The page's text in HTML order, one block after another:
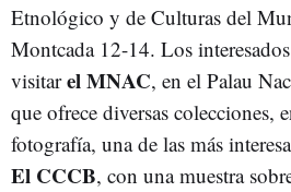
Etnológico y de Culturas del
Montcada 12-14. Los
visitarel MNAC, en el Palau
que ofrece diversas colecciones,
fotografía, una de las más
El CCCB, con una muestra